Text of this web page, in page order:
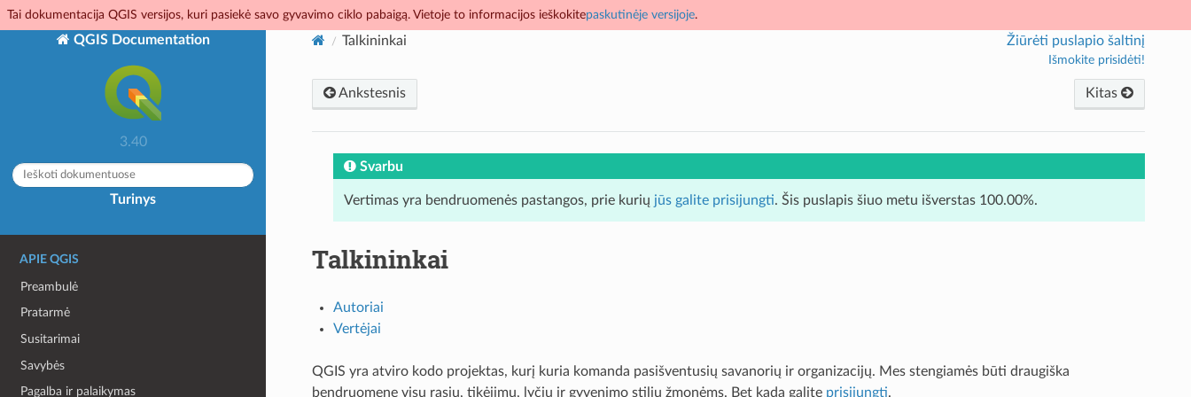
Tai dokumentacija QGIS versijos, kuri pasiekė savo gyvavimo ciklo pabaigą. Vietoje to informacijos ieškokitepaskutinėje versijoje.
QGIS Documentation
3.40
Turinys
APIE QGIS
Preambulė
Pratarmė
Susitarimai
Savybės
Pagalba ir palaikymas
Talkininkai Žiūrėti puslapio šaltinį
Išmokite prisidėti!
Ankstesnis Kitas
Svarbu
Vertimas yra bendruomenės pastangos, prie kurių jūs galite prisijungti. Šis puslapis šiuo metu išverstas 100.00%.
Talkininkai
Autoriai
Vertėjai
QGIS yra atviro kodo projektas, kurį kuria komanda pasišventusių savanorių ir organizacijų. Mes stengiamės būti draugiška
bendruomene visų rasių, tikėjimų, lyčių ir gyvenimo stilių žmonėms. Bet kada galite prisijungti.